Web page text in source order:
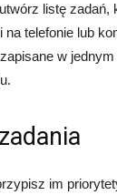
listę
telefonie lub
w
im